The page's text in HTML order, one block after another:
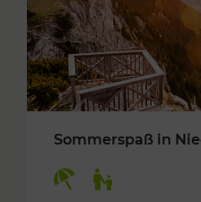
Sommerspaß in